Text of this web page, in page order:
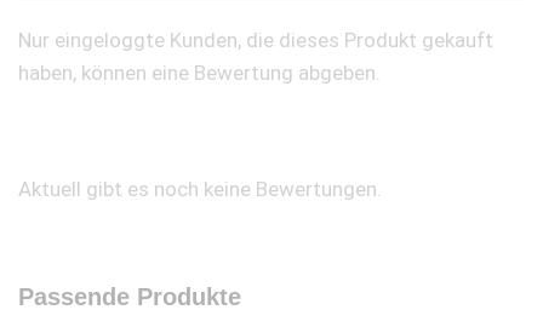
Nur eingeloggte Kunden, die dieses Produkt gekauft
haben, können eine Bewertung abgeben.
Aktuell gibt es noch keine Bewertungen.
Passende Produkte